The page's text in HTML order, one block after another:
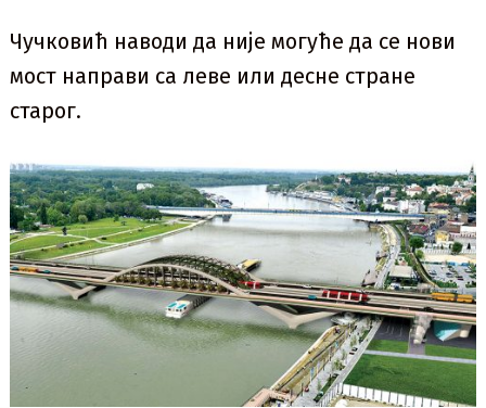
Чучковић наводи да није могуће да се нови
мост направи са леве или десне стране
старог.